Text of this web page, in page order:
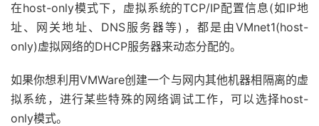
在host-only模式下，虚拟系统的TCP/IP配置信息(如IP地
址、网关地址、DNS服务器等)，都是由VMnet1(host-
only)虚拟网络的DHCP服务器来动态分配的。
如果你想利用VMWare创建一个与网内其他机器相隔离的虚
拟系统，进行某些特殊的网络调试工作，可以选择host-
only模式。